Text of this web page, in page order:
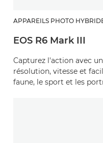
APPAREILS PHOTO
EOS R6 Mark III
Capturez l'action avec
résolution, vitesse et
faune, le sport et les